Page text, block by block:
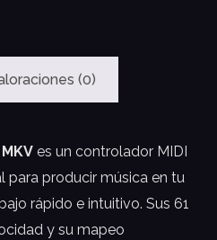
(0)
es un controlador MIDI
para producir música en tu
rápido e intuitivo. Sus 61
y su mapeo